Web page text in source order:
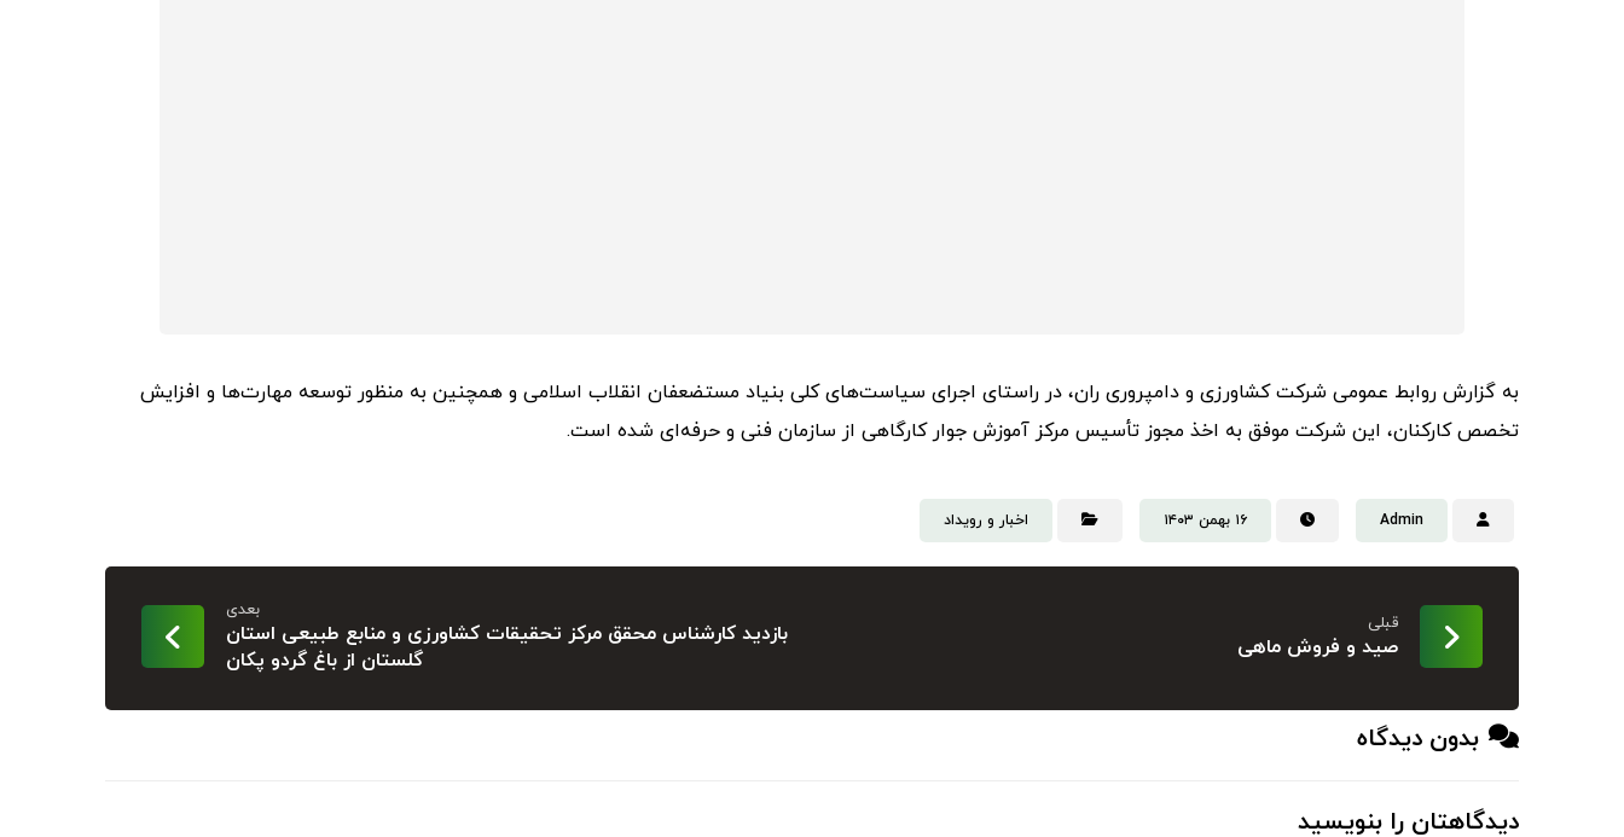
به گزارش روابط عمومی شرکت کشاورزی و دامپروری ران، در راستای اجرای سیاست‌های کلی بنیاد مستضعفان انقلاب اسلامی و همچنین به منظور توسعه مهارت‌ها و افزایش
تخصص کارکنان، این شرکت موفق به اخذ مجوز تأسیس مرکز آموزش جوار کارگاهی از سازمان فنی و حرفه‌ای شده است.
Admin ۱۶ بهمن ۱۴۰۳ اخبار و رویداد
قبلی
صید و فروش ماهی
بعدی
بازدید کارشناس محقق مرکز تحقیقات کشاورزی و منابع طبیعی استان
گلستان از باغ گردو پکان
بدون دیدگاه
دیدگاهتان را بنویسید